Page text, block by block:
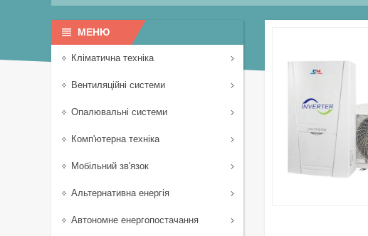
Кліматична техніка
Вентиляційні системи
Опалювальні системи
Комп'ютерна техніка
Мобільний зв'язок
Альтернативна енергія
Автономне енергопостачання